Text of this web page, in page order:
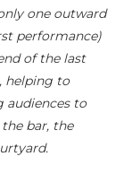
one outward
performance)
of the last
helping to
audiences to
bar, the